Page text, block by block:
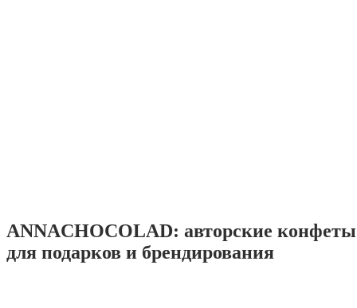
ANNACHOCOLAD: авторские
для подарков и брендирования